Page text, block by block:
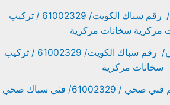
تسليك مجاري الدسمة/ رقم سباك الكويت/ 61002329 / تركيب
مركزية سخانات مركزية
تسليك مجاري أم الهيمان/ رقم سباك الكويت/ 61002329 / تركيب
سخانات مركزية
فني سباك صحي